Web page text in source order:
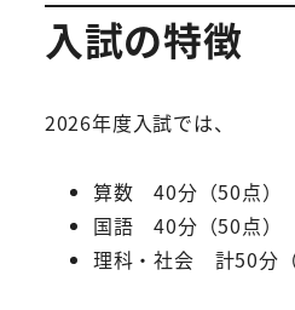
入試の特徴
2026年度入試では、
算数 40分（50点）
国語 40分（50点）
理科・社会 計50分（